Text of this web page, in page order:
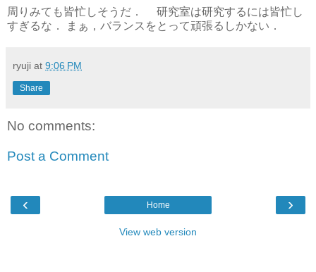
周りみても皆忙しそうだ． 研究室は研究するには皆忙し
すぎるな． まぁ，バランスをとって頑張るしかない．
ryuji at 9:06 PM
Share
No comments:
Post a Comment
‹ ›
Home
View web version